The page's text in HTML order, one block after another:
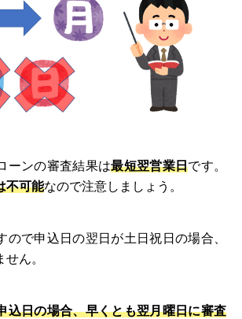
ーンの審査結果は最短翌営業日です。
不可能なので注意しましょう。
ので申込日の翌日が土日祝日の場合、
ん。
込日の場合、早くとも翌月曜日に審査